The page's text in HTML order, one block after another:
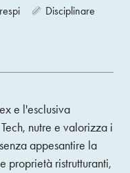
Disciplinare
e l'esclusiva
nutre e valorizza i
appesantire la
proprietà ristrutturanti,